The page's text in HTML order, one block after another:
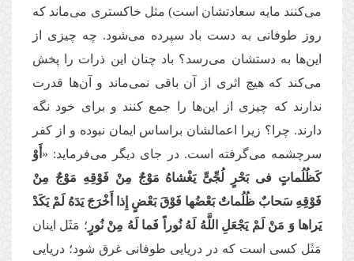
می‌کنند مایه سعادتشان است) مثل خاکستری می‌ماند که
روز طوفانی به دست باد سپرده می‌شود. چه چیزی از
این‌ها به دستشان می‌رسد؟ باد چنان این ذرات را پخش
می‌کند که هیچ اثری از آن باقی نمی‌ماند و آن‌ها قدرت
ندارند که چیزی از این‌ها را جمع کنند و برای خود نگه
دارند. چرا؟ زیرا اعمالشان براساس ایمان نبوده و از کفر
سرچشمه می‌گرفته است. در جای دیگر می‌فرماید: « أَوْ
كَظُلُماتٍ فی‏ بَحْرٍ لُجِّیٍّ یَغْشاهُ مَوْجٌ مِنْ فَوْقِهِ مَوْجٌ مِنْ
فَوْقِهِ سَحابٌ ظُلُماتٌ بَعْضُها فَوْقَ بَعْضٍ إِذا أَخْرَجَ یَدَهُ لَمْ یَكَدْ
یَراها وَ مَنْ لَمْ یَجْعَلِ اللَّهُ لَهُ نُوراً فَما لَهُ مِنْ نُورٍ ؛ مَثَل اینان
مَثَل کسی است که در دریایی طوفانی غرق شود؛ دریایی